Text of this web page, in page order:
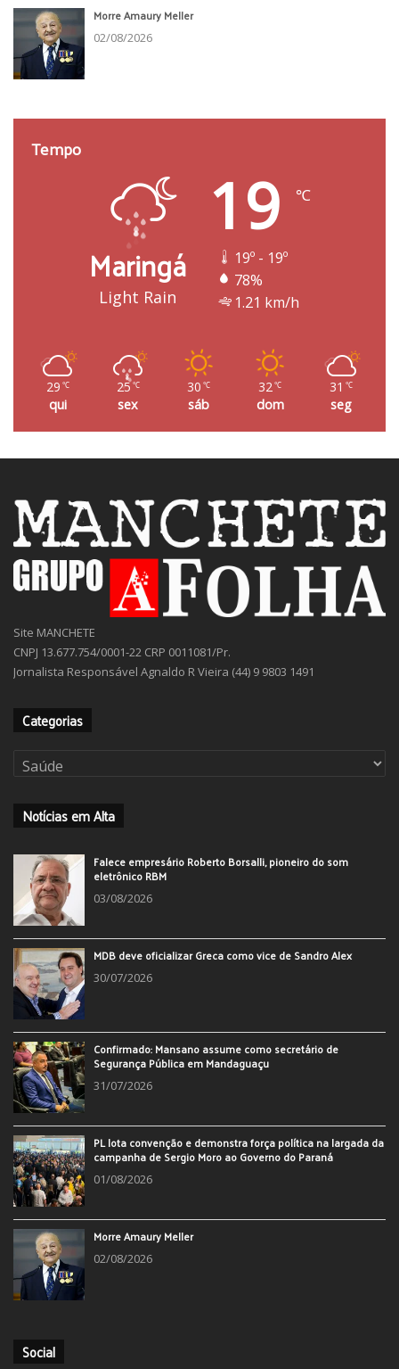
Morre Amaury Meller
02/08/2026
Tempo
Maringá
Light Rain
19 ℃
19º - 19º
78%
1.21 km/h
29 ℃
qui
25 ℃
sex
30 ℃
sáb
32℃
dom
31 ℃
seg
Site MANCHETE
CNPJ 13.677.754/0001-22 CRP 0011081/Pr.
Jornalista Responsável Agnaldo R Vieira (44) 9 9803 1491
Categorias
Categorias
Notícias em Alta
Falece empresário Roberto Borsalli, pioneiro do som
eletrônico RBM
03/08/2026
MDB deve oficializar Greca como vice de Sandro Alex
30/07/2026
Confirmado: Mansano assume como secretário de
Segurança Pública em Mandaguaçu
31/07/2026
PL lota convenção e demonstra força política na largada da
campanha de Sergio Moro ao Governo do Paraná
01/08/2026
Morre Amaury Meller
02/08/2026
Social